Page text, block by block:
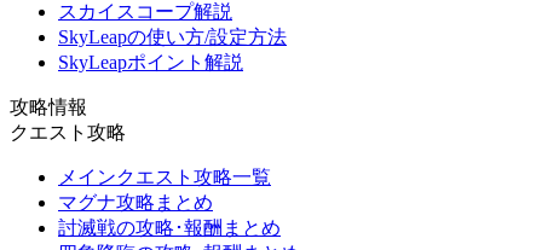
スカイスコープ解説
SkyLeapの使い方/設定方法
SkyLeapポイント解説
攻略情報
クエスト攻略
メインクエスト攻略一覧
マグナ攻略まとめ
討滅戦の攻略･報酬まとめ